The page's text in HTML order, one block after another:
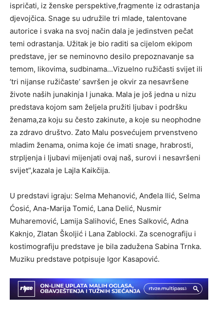
ispričati, iz ženske perspektive,fragmente iz odrastanja
djevojčica. Snage su udružile tri mlade, talentovane
autorice i svaka na svoj način dala je jedinstven pečat
temi odrastanja. Užitak je bio raditi sa cijelom ekipom
predstave, jer se neminovno desilo prepoznavanje sa
temom, likovima, sudbinama…Vizuelno ružičasti svijet ili
‘tri nijanse ružičaste’ savršen je okvir za nesavršene
živote naših junakinja I junaka. Mala je još jedna u nizu
predstava kojom sam željela pružiti ljubav i podršku
ženama,za koju su često zakinute, a koje su neophodne
za zdravo društvo. Zato Malu posvećujem prvenstveno
mladim ženama, onima koje će imati snage, hrabrosti,
strpljenja i ljubavi mijenjati ovaj naš, surovi i nesavršeni
svijet”,kazala je Lajla Kaikčija.
U predstavi igraju: Selma Mehanović, Anđela Ilić, Selma
Ćosić, Ana-Marija Tomić, Lana Delić, Nusmir
Muharemović, Lamija Salihović, Enes Salković, Adna
Kaknjo, Zlatan Školjić i Lana Zablocki. Za scenografiju i
kostimografiju predstave je bila zadužena Sabina Trnka.
Muziku predstave potpisuje Igor Kasapović.